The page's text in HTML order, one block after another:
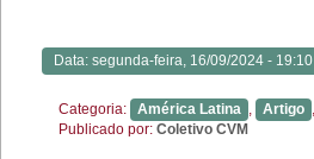
Data: segunda-feira, 16/09/2024 - 19:10
Categoria: América Latina Artigo
Publicado por: Coletivo CVM